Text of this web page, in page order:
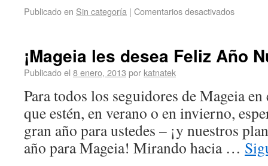
Publicado en Sin categoría | Comentarios desactivados
¡Mageia les desea Feliz Año
Publicado el 8 enero, 2013 por katnatek
Para todos los seguidores de Mageia
que estén, en verano o en invierno,
gran año para ustedes – ¡y nuestros
año para Mageia! Mirando hacia …